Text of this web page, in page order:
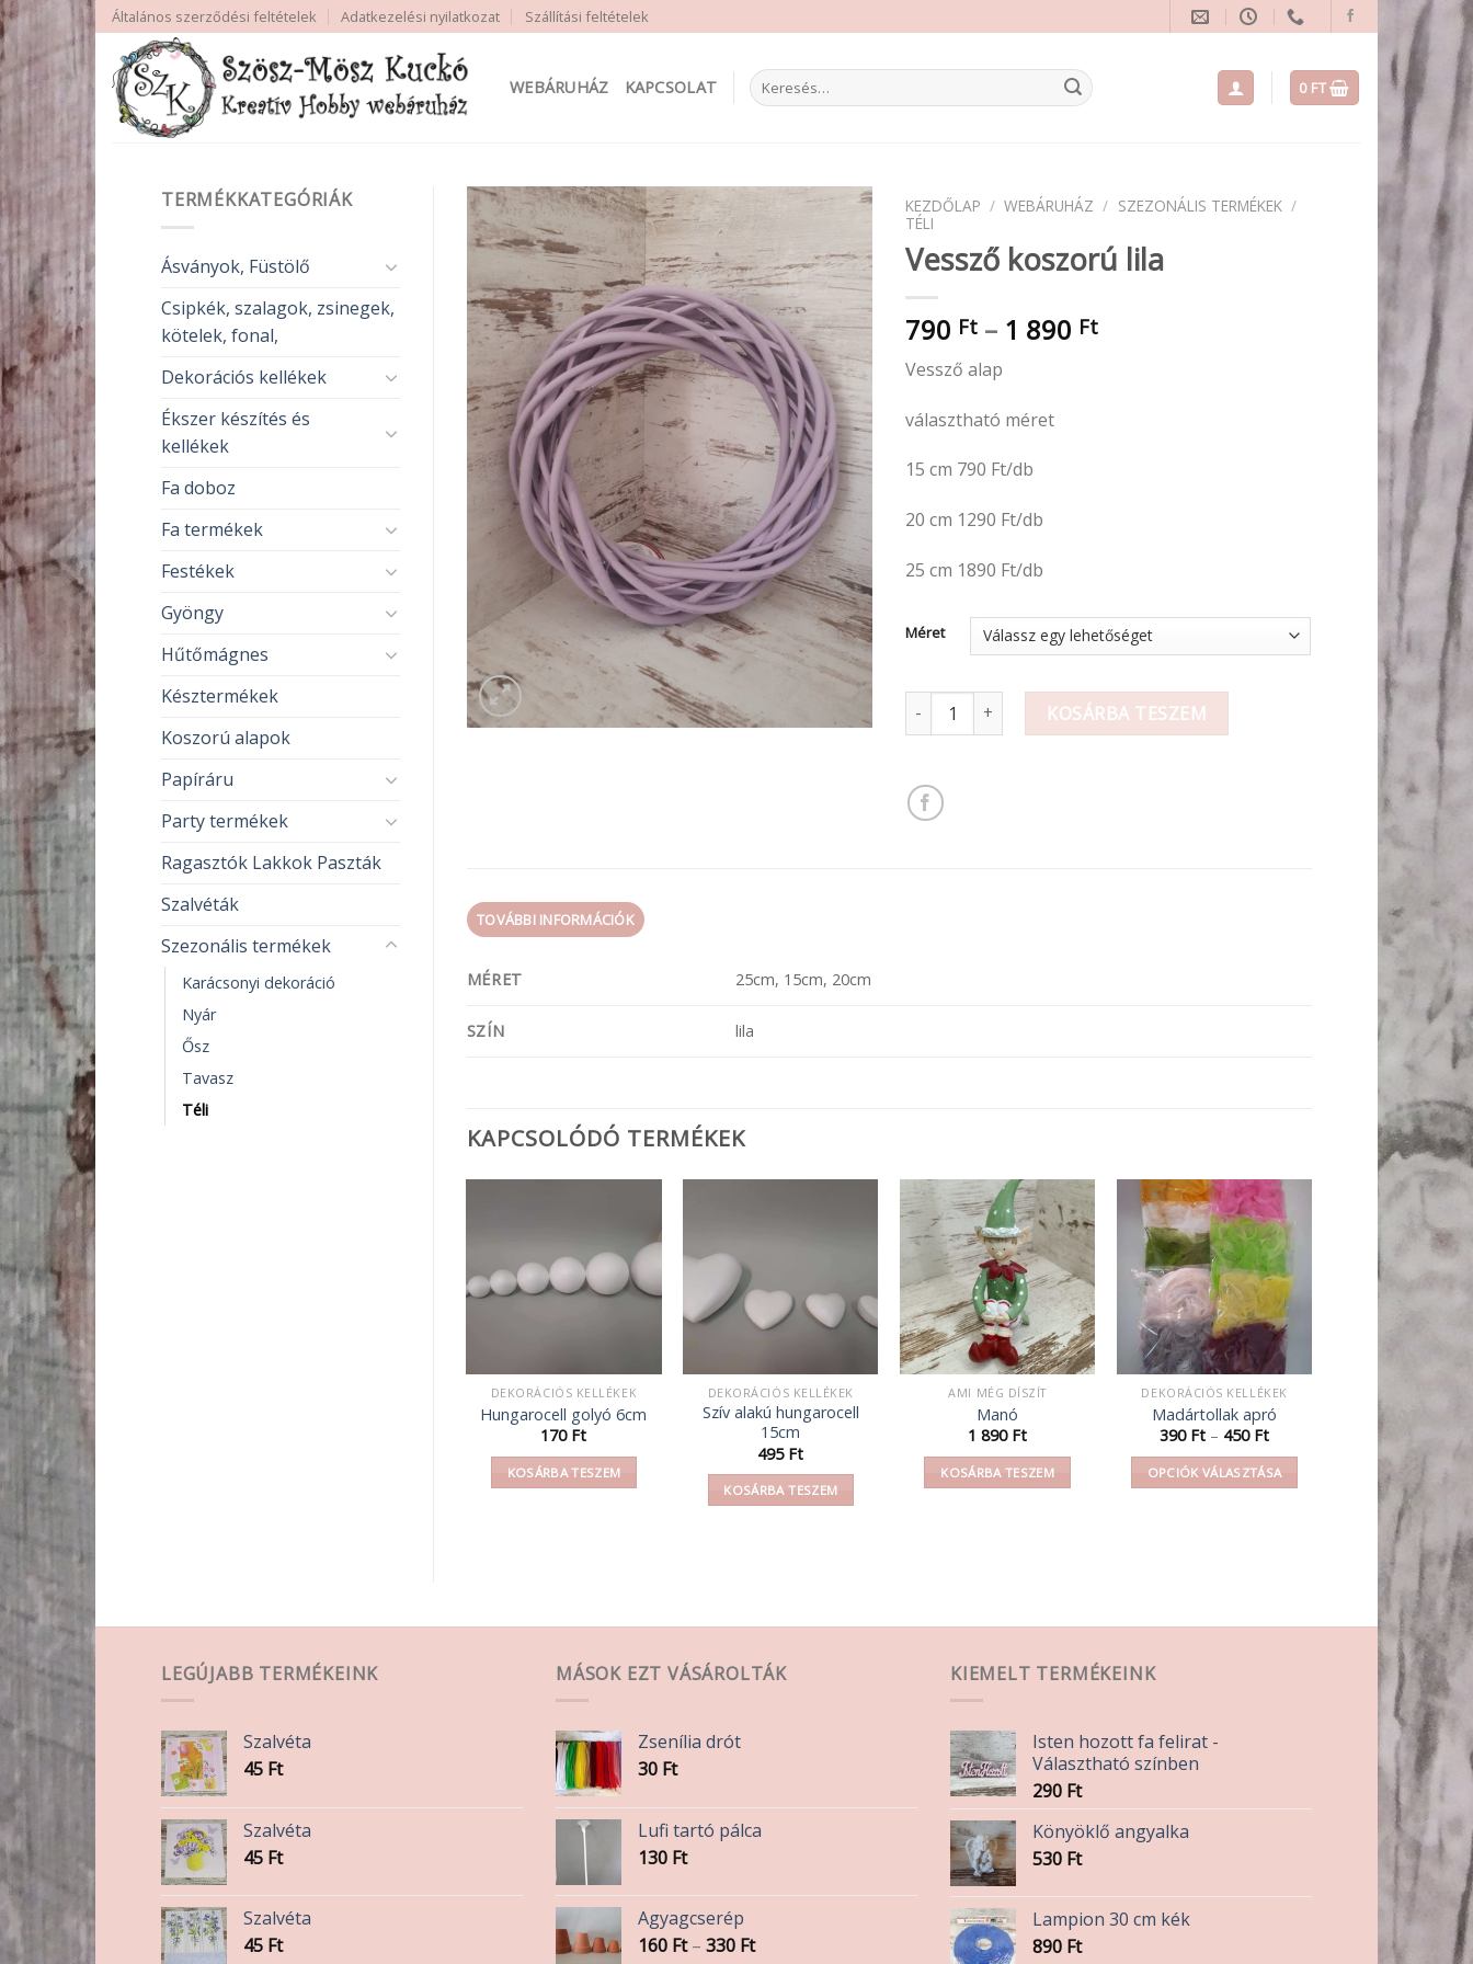
Skip
to
content
Általános szerződési feltételek Adatkezelési nyilatkozat Szállítási feltételek
WEBÁRUHÁZ KAPCSOLAT
Keresés
a
0 FT
TERMÉKKATEGÓRIÁK
Ásványok, Füstölő
Csipkék, szalagok, zsinegek,
kötelek, fonal,
Dekorációs kellékek
Ékszer készítés és
kellékek
Fa doboz
Fa termékek
Festékek
Gyöngy
Hűtőmágnes
Késztermékek
Koszorú alapok
Papíráru
Party termékek
Ragasztók Lakkok Paszták
Szalvéták
Szezonális termékek
Karácsonyi dekoráció
Nyár
Ősz
Tavasz
Téli
KEZDŐLAP / WEBÁRUHÁZ / SZEZONÁLIS TERMÉKEK /
TÉLI
Vessző koszorú lila
790 Ft – 1 890 FtÁrtartomány:
Vessző alap
választható méret
15 cm 790 Ft/db
20 cm 1290 Ft/db
25 cm 1890 Ft/db
Méret
Vessző koszorú lila mennyiségKOSÁRBA TESZEM
TOVÁBBI INFORMÁCIÓK
MÉRET 25cm, 15cm, 20cm
SZÍN lila
KAPCSOLÓDÓ TERMÉKEK
DEKORÁCIÓS KELLÉKEK
Hungarocell golyó 6cm
170 Ft
KOSÁRBA TESZEM
DEKORÁCIÓS KELLÉKEK
Szív alakú hungarocell
15cm
495 Ft
KOSÁRBA TESZEM
AMI MÉG DÍSZÍT
Manó
1 890 Ft
KOSÁRBA TESZEM
DEKORÁCIÓS KELLÉKEK
Madártollak apró
390 Ft – 450 FtÁrtartomány:
-
450 Ft
OPCIÓK VÁLASZTÁSA
van.
választhatók
DEKORÁCIÓS KELLÉKEK
Óraszerkezet akasztós
LEGÚJABB TERMÉKEINK
Szalvéta
45 Ft
Szalvéta
45 Ft
Szalvéta
45 Ft
MÁSOK EZT VÁSÁROLTÁK
Zsenília drót
30 Ft
Lufi tartó pálca
130 Ft
Agyagcserép
160 Ft – 330 FtÁrtartomány:
KIEMELT TERMÉKEINK
Isten hozott fa felirat -
Választható színben
290 Ft
Könyöklő angyalka
530 Ft
Lampion 30 cm kék
890 Ft